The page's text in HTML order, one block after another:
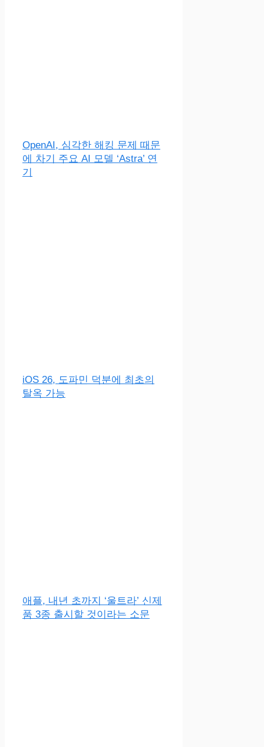
OpenAI, 심각한 해킹 문제 때문
에 차기 주요 AI 모델 ‘Astra’ 연
기
iOS 26, 도파민 덕분에 최초의
탈옥 가능
애플, 내년 초까지 ‘울트라’ 신제
품 3종 출시할 것이라는 소문